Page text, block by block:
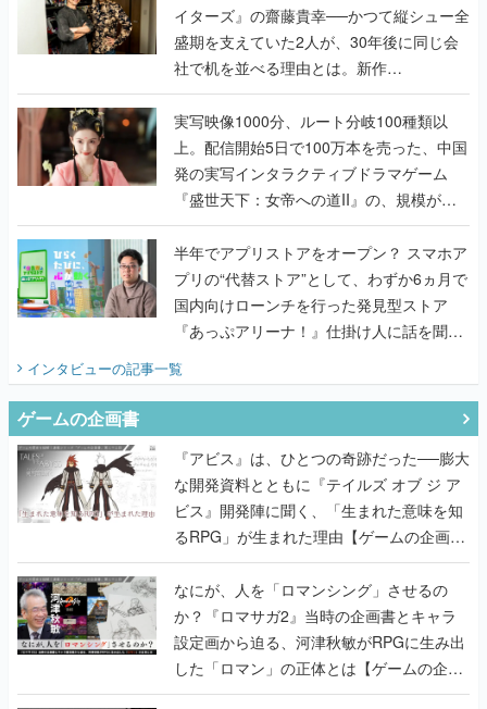
イターズ』の齋藤貴幸──かつて縦シュー全
盛期を支えていた2人が、30年後に同じ会
社で机を並べる理由とは。新作
『TATSUJIN EXTREME』で初タッグを組
んだレジェンド2人に訊く開発秘話
実写映像1000分、ルート分岐100種類以
上。配信開始5日で100万本を売った、中国
発の実写インタラクティブドラマゲーム
『盛世天下：女帝への道II』の、規模が違
うこだわりをプロデューサーに聞いた
半年でアプリストアをオープン？ スマホア
プリの“代替ストア”として、わずか6ヵ月で
国内向けローンチを行った発見型ストア
『あっぷアリーナ！』仕掛け人に話を聞い
てみた
インタビューの記事一覧
ゲームの企画書
『アビス』は、ひとつの奇跡だった──膨大
な開発資料とともに『テイルズ オブ ジ ア
ビス』開発陣に聞く、「生まれた意味を知
るRPG」が生まれた理由【ゲームの企画
書】
なにが、人を「ロマンシング」させるの
か？『ロマサガ2』当時の企画書とキャラ
設定画から迫る、河津秋敏がRPGに生み出
した「ロマン」の正体とは【ゲームの企画
書】